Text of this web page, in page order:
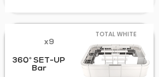
x9
360° SET-UP
Bar
TOTAL WHITE